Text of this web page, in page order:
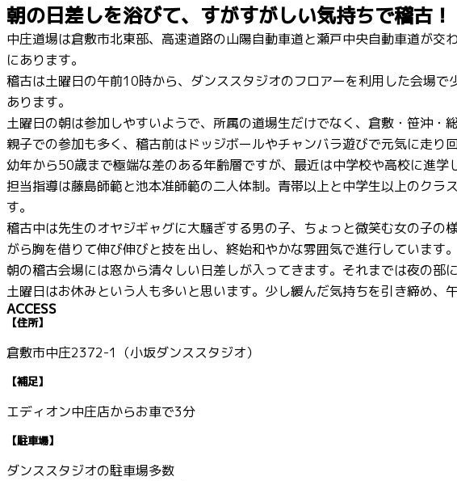
朝の日差しを浴びて、すがすがしい気持ちで稽古！
中庄道場は倉敷市北東部、高速道路の山陽自動車道と瀬戸中央自動車道が
にあります。
稽古は土曜日の午前10時から、ダンススタジオのフロアーを利用した会場
あります。
土曜日の朝は参加しやすいようで、所属の道場生だけでなく、倉敷・笹沖・
親子での参加も多く、稽古前はドッジボールやチャンバラ遊びで元気に走り
幼年から50歳まで極端な差のある年齢層ですが、最近は中学校や高校に進学
担当指導は藤島師範と池本准師範の二人体制。青帯以上と中学生以上のク
す。
稽古中は先生のオヤジギャグに大騒ぎする男の子、ちょっと微笑む女の子
がら胸を借りて伸び伸びと技を出し、終始和やかな雰囲気で進行しています。
朝の稽古会場には窓から清々しい日差しが入ってきます。それまでは夜の部
土曜日はお休みという人も多いと思います。少し緩んだ気持ちを引き締め、
ACCESS
【住所】
倉敷市中庄2372-1（小坂ダンススタジオ）
【補足】
エディオン中庄店からお車で3分
【駐車場】
ダンススタジオの駐車場多数